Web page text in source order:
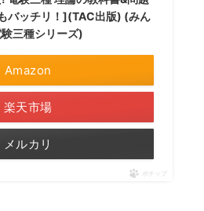
バッチリ！](TAC出版) (みん
三種シリーズ)
Amazon
楽天市場
メルカリ
ポチップ